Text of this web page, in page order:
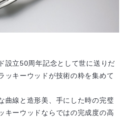
設立50周年記念として世に送りだ
ッキーウッドが技術の粋を集めて
曲線と造形美、手にした時の完璧
キーウッドならではの完成度の高